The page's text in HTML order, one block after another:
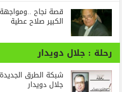
قصة نجاح
الكبير صلاح عطية
رحلة : جلال دويدار
شبكة الطرق
جلال دويدار